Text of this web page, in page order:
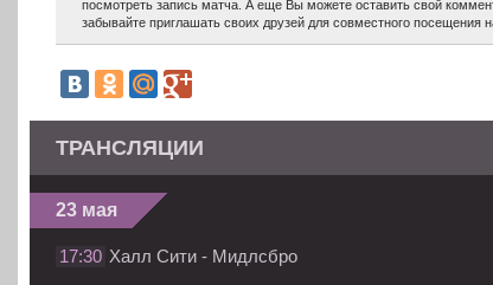
посмотреть запись матча. А еще Вы можете оставить свой
забывайте приглашать своих друзей для совместного посещения
ТРАНСЛЯЦИИ
23 мая
17:30 Халл Сити - Мидлсбро